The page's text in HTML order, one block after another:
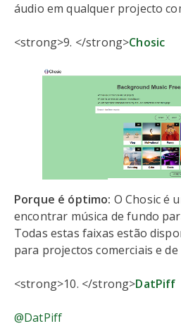
áudio em qualquer projecto
<strong>9. </strong>Chosic
Porque é óptimo: O Chosic é
encontrar música de fundo
Todas estas faixas estão
para projectos comerciais e
<strong>10. </strong>DatPiff
@DatPiff